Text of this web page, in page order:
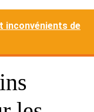
inconvénients de